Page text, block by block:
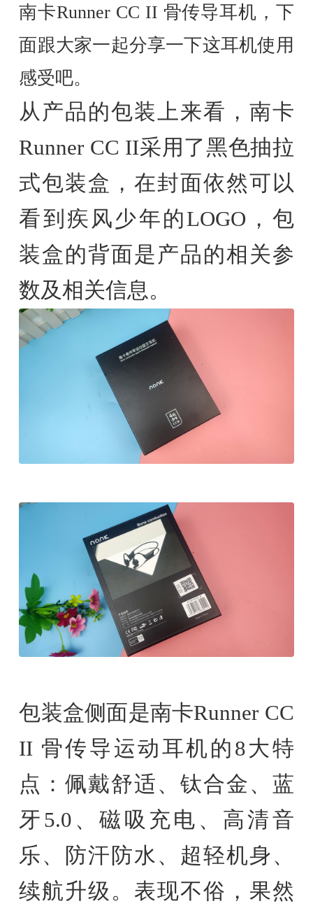
南卡Runner CC II 骨传导耳机，下
面跟大家一起分享一下这耳机使用
感受吧。
从产品的包装上来看，南卡
Runner CC II采用了黑色抽拉
式包装盒，在封面依然可以
看到疾风少年的LOGO，包
装盒的背面是产品的相关参
数及相关信息。
包装盒侧面是南卡Runner CC
II 骨传导运动耳机的8大特
点：佩戴舒适、钛合金、蓝
牙5.0、磁吸充电、高清音
乐、防汗防水、超轻机身、
续航升级。表现不俗，果然